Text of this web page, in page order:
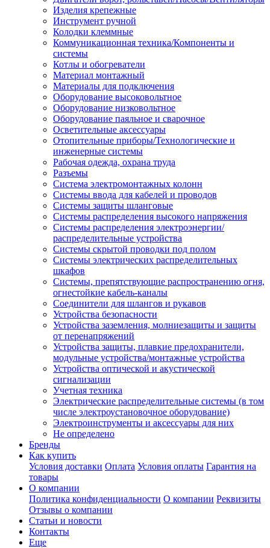
Изделия крепежные
Инструмент ручной
Колодки клеммные
Коммуникационная техника/Компоненты и
системы
Котлы и обогреватели
Материал монтажный
Материалы для подключения
Оборудование высоковольтное
Оборудование низковольтное
Оборудование паяльное и сварочное
Осветительные аксессуары
Отопительные приборы/Технологические и
инженерные системы
Рабочая одежда, охрана труда
Разъемы
Система электромонтажных колонн
Системы ввода для кабелей и проводов
Системы защиты шланговые
Системы распределения высокого напряжения
Системы распределения электроэнергии/
распределительные устройства
Системы скрытой проводки под полом
Системы электрических распределительных
шкафов
Системы, препятствующие распространению огня,
огнестойкие кабель-каналы
Соединители для шлангов и рукавов
Устройства безопасности
Устройства заземления, молниезащиты и защиты
от перенапряжений
Устройства защиты, плавкие предохранители,
модульные устройства/монтажные устройства
Устройства оптической и акустической
сигнализации
Учетная техника
Электрические распределительные системы (в том
числе электроустановочное оборудование)
Электроинструменты и аксессуары для них
Не определено
Бренды
Как купить
Условия доставки Оплата Условия оплаты Гарантия на
товары
О компании
Политика конфиденциальности О компании Реквизиты
Отзывы о компании
Статьи и новости
Контакты
Еще